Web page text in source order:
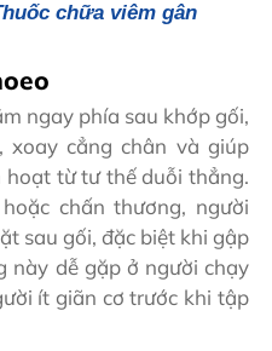
chữa viêm gân
ngay phía sau khớp gối,
cẳng chân và giúp
hoạt từ tư thế duỗi thẳng.
chấn thương, người
sau gối, đặc biệt khi gập
này dễ gặp ở người chạy
ít giãn cơ trước khi tập